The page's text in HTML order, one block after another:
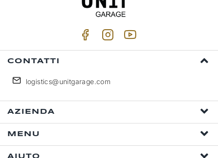
CONTATTI
logistics@unitgarage.com
AZIENDA
MENU
AIUTO